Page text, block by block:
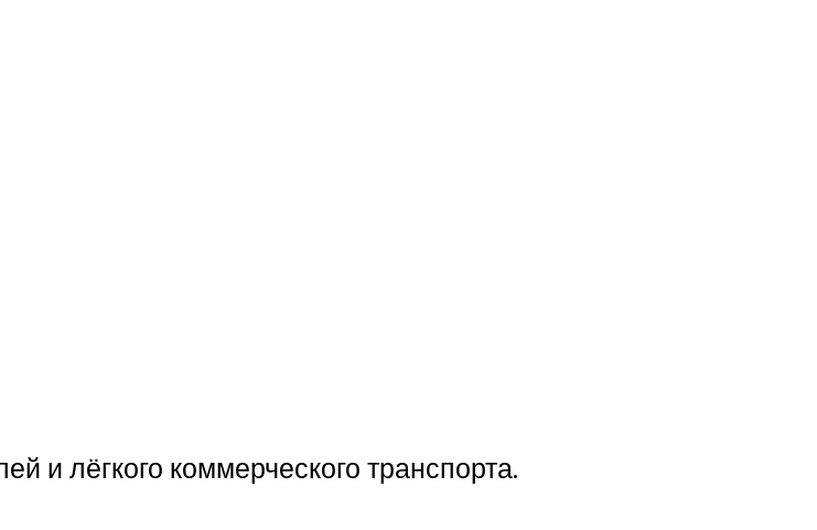
и лёгкого коммерческого транспорта.